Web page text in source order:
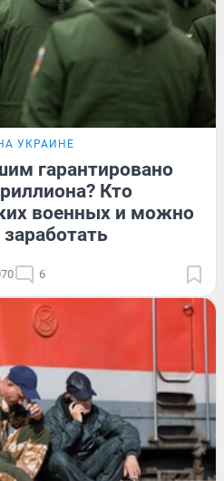
УКРАИНЕ
гарантировано
Кто
военных и можно
6